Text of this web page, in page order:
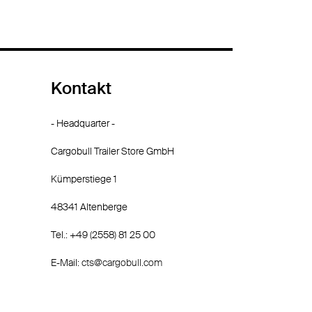
Kontakt
- Headquarter -
Cargobull Trailer Store GmbH
Kümperstiege 1
48341 Altenberge
Tel.: +49 (2558) 81 25 00
E-Mail:cts@cargobull.com